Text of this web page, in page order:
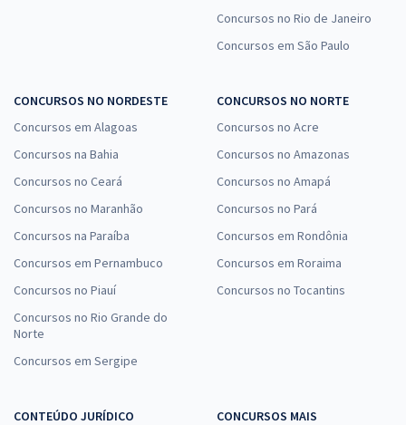
Concursos no Rio de Janeiro
Concursos em São Paulo
CONCURSOS NO NORDESTE
Concursos em Alagoas
Concursos na Bahia
Concursos no Ceará
Concursos no Maranhão
Concursos na Paraíba
Concursos em Pernambuco
Concursos no Piauí
Concursos no Rio Grande do
Norte
Concursos em Sergipe
CONCURSOS NO NORTE
Concursos no Acre
Concursos no Amazonas
Concursos no Amapá
Concursos no Pará
Concursos em Rondônia
Concursos em Roraima
Concursos no Tocantins
CONTEÚDO JURÍDICO
CONCURSOS MAIS